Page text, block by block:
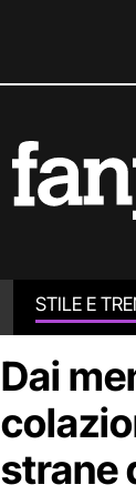
STILE E
Dai
strane